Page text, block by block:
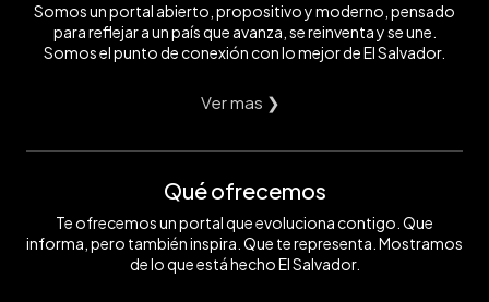
Somos un portal abierto, propositivo y moderno, pensado
para reflejar a un país que avanza, se reinventa y se une.
Somos el punto de conexión con lo mejor de El Salvador.
Ver mas ❯
Qué ofrecemos
Te ofrecemos un portal que evoluciona contigo. Que
informa, pero también inspira. Que te representa. Mostramos
de lo que está hecho El Salvador.